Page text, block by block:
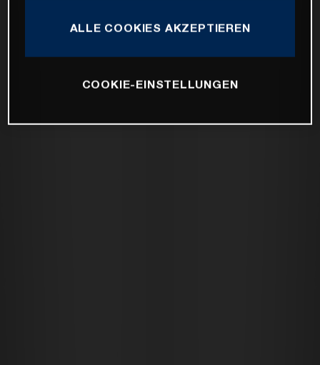
ALLE COOKIES AKZEPTIEREN
COOKIE-EINSTELLUNGEN